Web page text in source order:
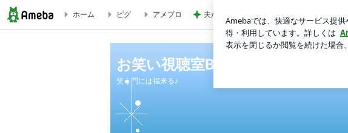
ホーム ピグ アメブロ 夫から突然言われた人任せな相談
お笑い視聴室Blog
笑う門には福来る♪